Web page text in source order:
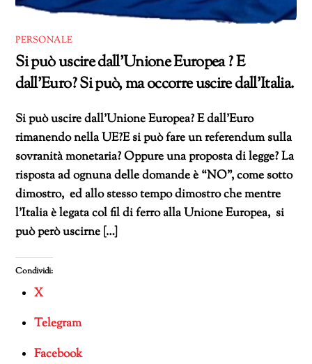
PERSONALE
Si può uscire dall’Unione Europea ? E
dall’Euro? Si può, ma occorre uscire dall’Italia.
Si può uscire dall’Unione Europea? E dall’Euro
rimanendo nella UE?E si può fare un referendum sulla
sovranità monetaria? Oppure una proposta di legge? La
risposta ad ognuna delle domande è “NO”, come sotto
dimostro, ed allo stesso tempo dimostro che mentre
l’Italia è legata col fil di ferro alla Unione Europea, si
può però uscirne […]
Condividi:
X
Telegram
Facebook